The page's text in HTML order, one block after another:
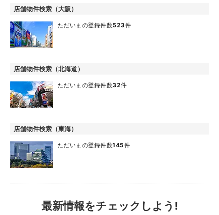
店舗物件検索（大阪）
ただいまの登録件数523件
店舗物件検索（北海道）
ただいまの登録件数32件
店舗物件検索（東海）
ただいまの登録件数145件
最新情報をチェックしよう!